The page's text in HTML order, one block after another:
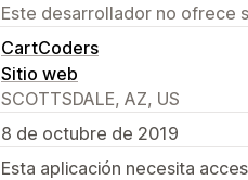
Este desarrollador no ofrece
CartCoders
Sitio web
SCOTTSDALE, AZ, US
8 de octubre de 2019
Esta aplicación necesita